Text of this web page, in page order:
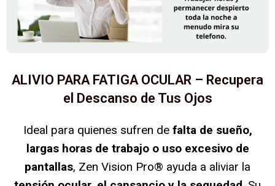
ALIVIO PARA FATIGA OCULAR – Recupera
el Descanso de Tus Ojos
Ideal para quienes sufren de falta de sueño,
largas horas de trabajo o uso excesivo de
pantallas, Zen Vision Pro® ayuda a aliviar la